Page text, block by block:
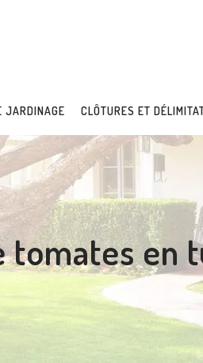
JARDINAGE CLÔTURES ET
tomates en